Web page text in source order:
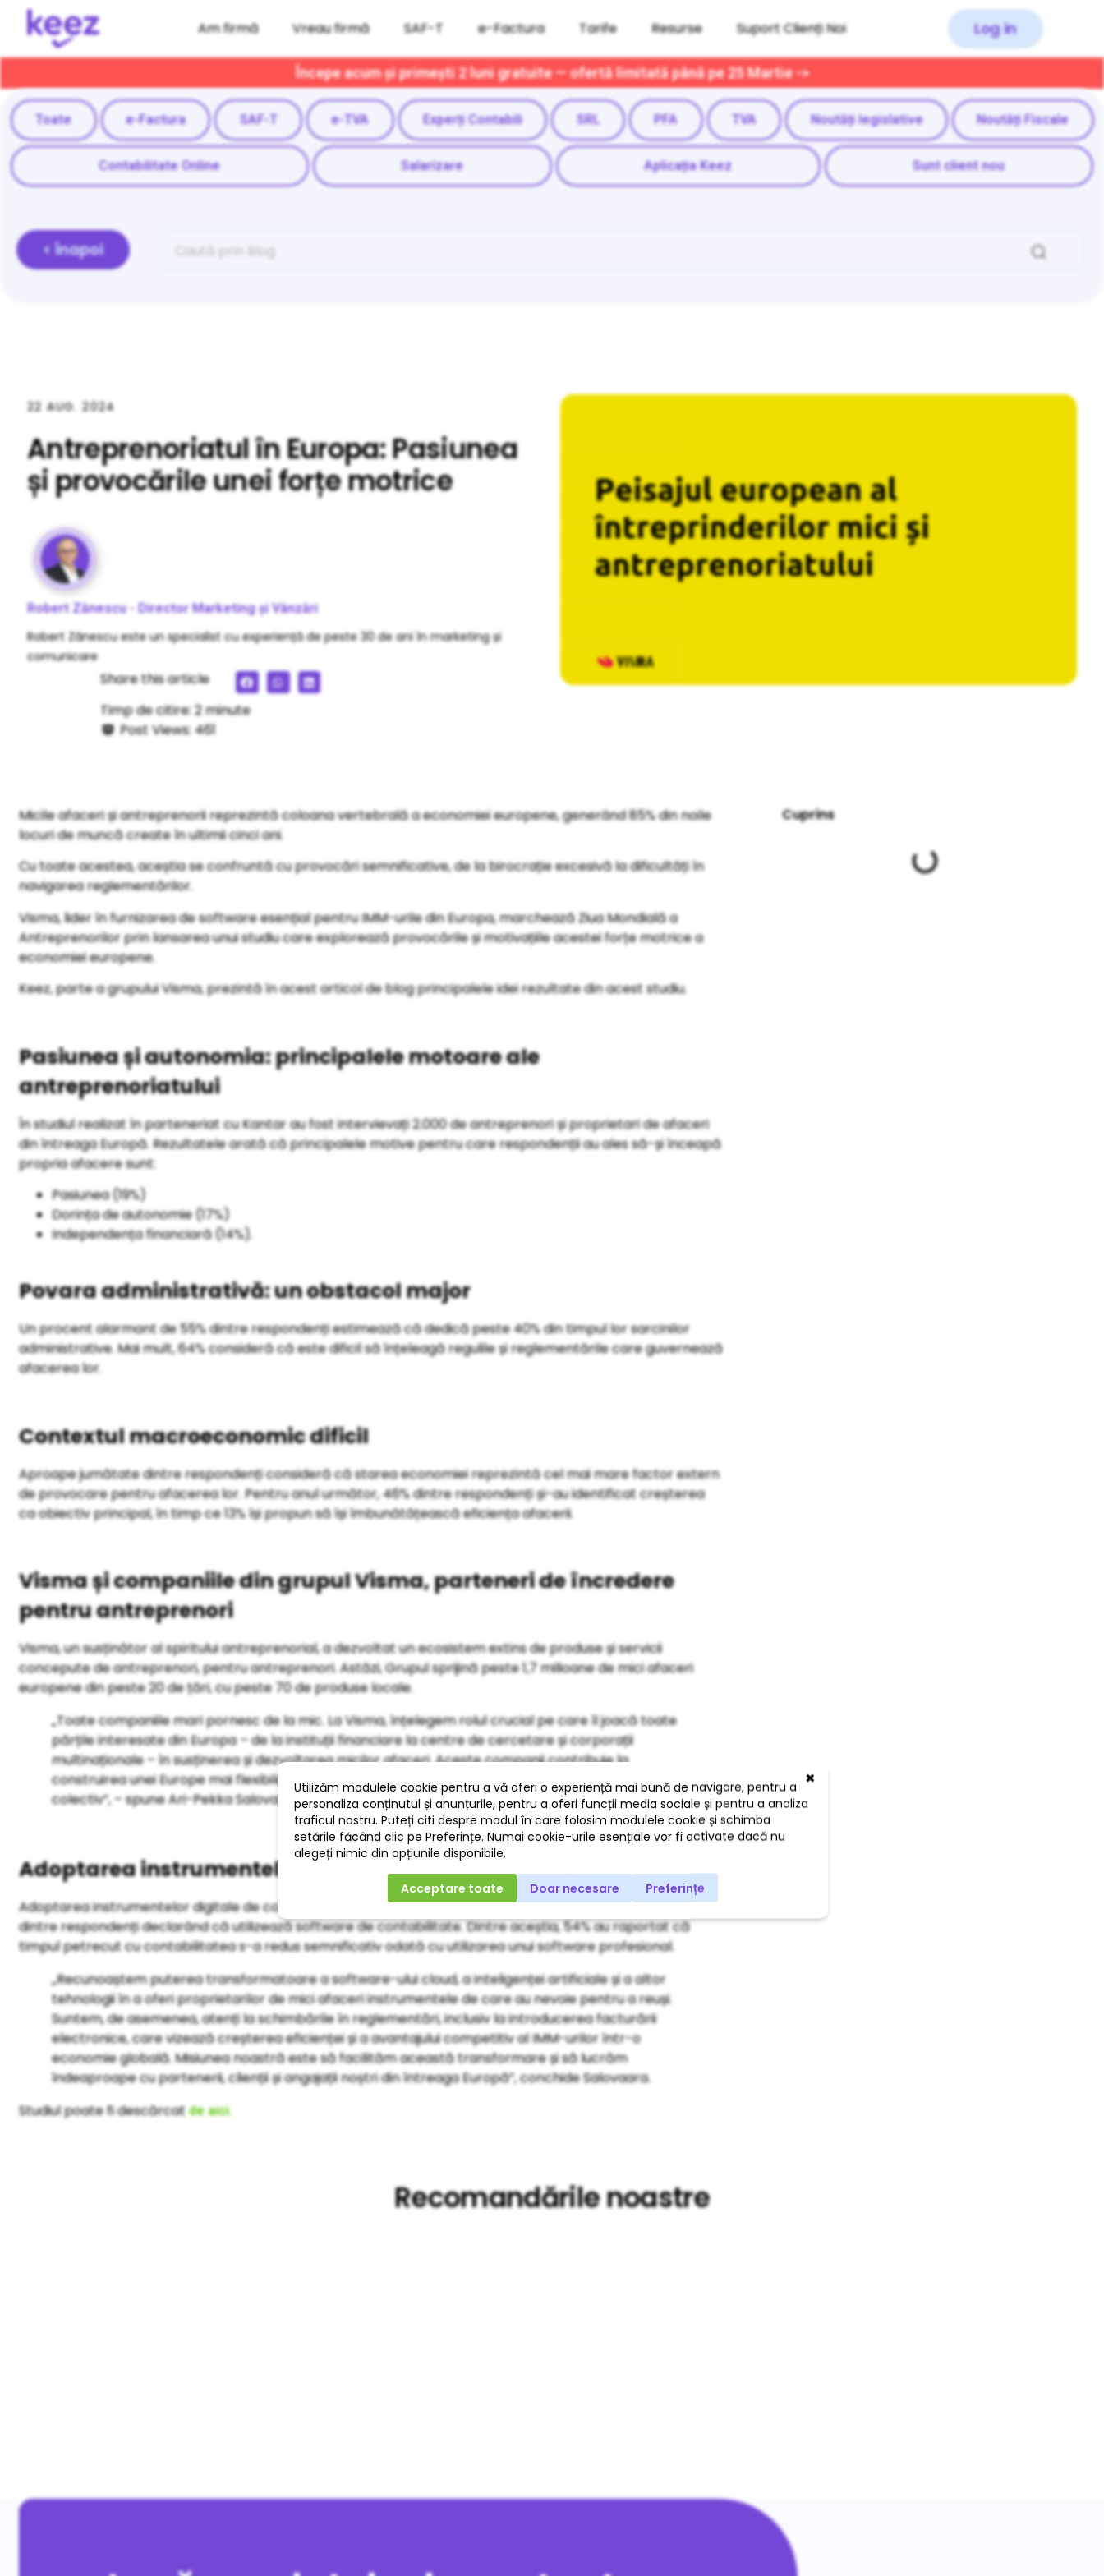
Am firmă Vreau firmă SAF-T e-Factura Tarife Resurse Suport Clienți Noi Log in
Începe acum și primești 2 luni gratuite — ofertă limitată până pe 25 Martie ->
Toate e-Factura SAF-T e-TVA Experți Contabili SRL PFA TVA Noutăți legislative Noutăți Fiscale
Contabilitate Online Salarizare Aplicația Keez Sunt client nou
< Înapoi
22 AUG. 2024
Antreprenoriatul în Europa: Pasiunea
și provocările unei forțe motrice
Robert Zănescu - Director Marketing și Vânzări
Robert Zănescu este un specialist cu experiență de peste 30 de ani în marketing și
comunicare
Share this article
Timp de citire: 2minute
Post Views: 461
Micile afaceri și antreprenorii reprezintă coloana vertebrală a economiei europene, generând 85% din noile
locuri de muncă create în ultimii cinci ani.
Cu toate acestea, aceștia se confruntă cu provocări semnificative, de la birocrație excesivă la dificultăți în
navigarea reglementărilor.
Visma, lider în furnizarea de software esențial pentru IMM-urile din Europa, marchează Ziua Mondială a
Antreprenorilor prin lansarea unui studiu care explorează provocările și motivațiile acestei forțe motrice a
economiei europene.
Keez, parte a grupului Visma, prezintă în acest articol de blog principalele idei rezultate din acest studiu.
Pasiunea și autonomia: principalele motoare ale
antreprenoriatului
În studiul realizat în parteneriat cu Kantar au fost intervievați 2.000 de antreprenori și proprietari de afaceri
din întreaga Europă. Rezultatele arată că principalele motive pentru care respondenții au ales să-și înceapă
propria afacere sunt:
Pasiunea (19%)
Dorința de autonomie (17%)
Independența financiară (14%).
Povara administrativă: un obstacol major
Un procent alarmant de 55% dintre respondenți estimează că dedică peste 40% din timpul lor sarcinilor
administrative. Mai mult, 64% consideră că este dificil să înțeleagă regulile și reglementările care guvernează
afacerea lor.
Contextul macroeconomic dificil
Aproape jumătate dintre respondenți consideră că starea economiei reprezintă cel mai mare factor extern
de provocare pentru afacerea lor. Pentru anul următor, 46% dintre respondenți și-au identificat creșterea
ca obiectiv principal, în timp ce 13% își propun să își îmbunătățească eficiența afacerii.
Visma și companiile din grupul Visma, parteneri de încredere
pentru antreprenori
Visma, un susținător al spiritului antreprenorial, a dezvoltat un ecosistem extins de produse și servicii
concepute de antreprenori, pentru antreprenori. Astăzi, Grupul sprijină peste 1,7 milioane de mici afaceri
europene din peste 20 de țări, cu peste 70 de produse locale.
„Toate companiile mari pornesc de la mic. La Visma, înțelegem rolul crucial pe care îl joacă toate
părțile interesate din Europa – de la instituții financiare la centre de cercetare și corporații
multinaționale – în susținerea și dezvoltarea micilor afaceri. Aceste companii contribuie la
construirea unei Europe mai flexibile și mai rezistente, o realizare care merită să fie celebrată
colectiv”, – spune Ari-Pekka Salovaara, Segment Director for Small Business la Visma.
Adoptarea instrumentelor digitale de contabilitate
Adoptarea instrumentelor digitale de contabilitate rămâne moderată în rândul micilor afaceri, doar 36%
dintre respondenți declarând că utilizează software de contabilitate. Dintre aceștia, 54% au raportat că
timpul petrecut cu contabilitatea s-a redus semnificativ odată cu utilizarea unui software profesional.
„Recunoaștem puterea transformatoare a software-ului cloud, a inteligenței artificiale și a altor
tehnologii în a oferi proprietarilor de mici afaceri instrumentele de care au nevoie pentru a reuși.
Suntem, de asemenea, atenți la schimbările în reglementări, inclusiv la introducerea facturării
electronice, care vizează creșterea eficienței și a avantajului competitiv al IMM-urilor într-o
economie globală. Misiunea noastră este să facilităm această transformare și să lucrăm
îndeaproape cu partenerii, clienții și angajații noștri din întreaga Europă”, conchide Salovaara.
Studiul poate fi descărcatde aici.
Cuprins
Recomandările noastre